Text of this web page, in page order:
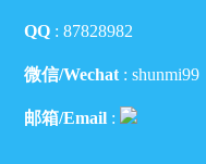
QQ :87828982
微信/Wechat : shunmi99
邮箱/Email :